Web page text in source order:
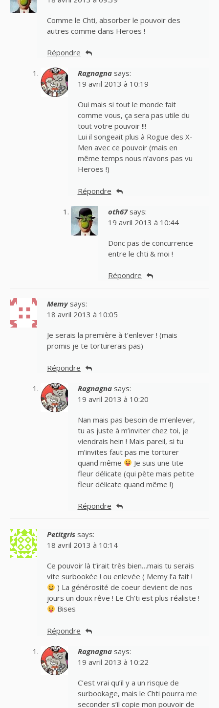
Comme le Chti, absorber le pouvoir des
autres comme dans Heroes !
Répondre
Ragnagna says:
19 avril 2013 à 10:19
Oui mais si tout le monde fait
comme vous, ça sera pas utile du
tout votre pouvoir !!!
Lui il songeait plus à Rogue des X-
Men avec ce pouvoir (mais en
même temps nous n’avons pas vu
Heroes !)
Répondre
oth67 says:
19 avril 2013 à 10:44
Donc pas de concurrence
entre le chti & moi !
Répondre
Memy says:
18 avril 2013 à 10:05
Je serais la première à t’enlever ! (mais
promis je te torturerais pas)
Répondre
Ragnagna says:
19 avril 2013 à 10:20
Nan mais pas besoin de m’enlever,
tu as juste à m’inviter chez toi, je
viendrais hein ! Mais pareil, si tu
m’invites faut pas me torturer
quand même
Je suis une tite
fleur délicate (qui pète mais petite
fleur délicate quand même !)
Répondre
Petitgris says:
18 avril 2013 à 10:14
Ce pouvoir là t’irait très bien…mais tu serais
vite surbookée ! ou enlevée ( Memy l’a fait !
) La générosité de coeur devient de nos
jours un doux rêve ! Le Ch’ti est plus réaliste !
Bises
Répondre
Ragnagna says:
19 avril 2013 à 10:22
C’est vrai qu’il y a un risque de
surbookage, mais le Chti pourra me
seconder s’il copie mon pouvoir de